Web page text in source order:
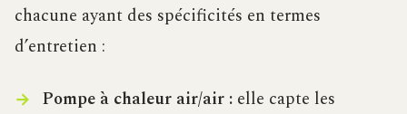
chacune ayant des spécificités en termes
d’entretien :
Pompe à chaleur air/air :elle capte les